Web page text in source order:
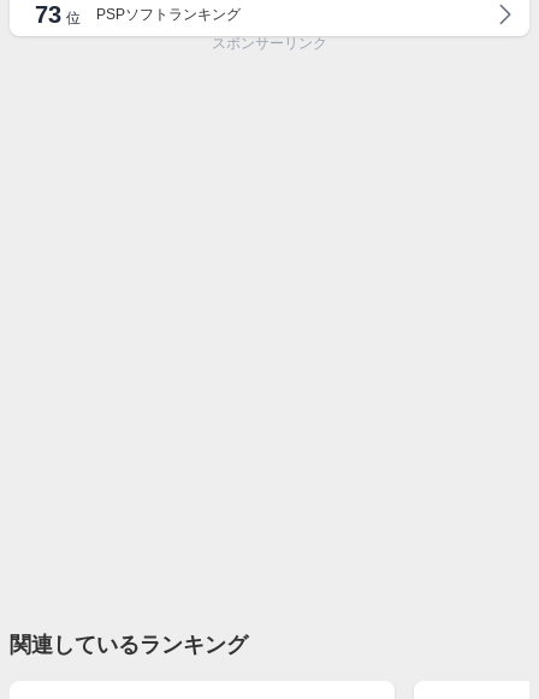
73 位
PSPソフトランキング
スポンサーリンク
関連しているランキング